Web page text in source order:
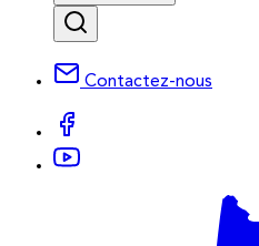
Contactez-nous